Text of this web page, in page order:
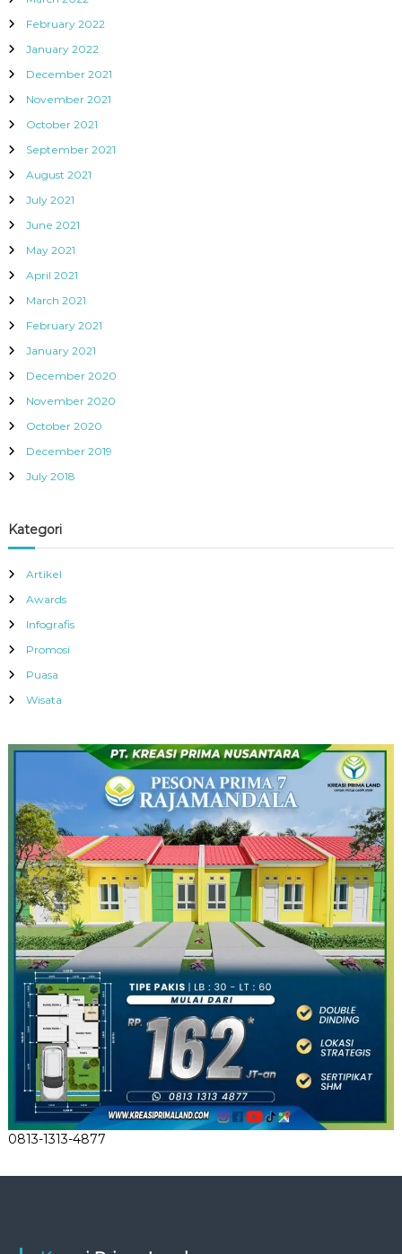
February 2022
January 2022
December 2021
November 2021
October 2021
September 2021
August 2021
July 2021
June 2021
May 2021
April 2021
March 2021
February 2021
January 2021
December 2020
November 2020
October 2020
December 2019
July 2018
Kategori
Artikel
Awards
Infografis
Promosi
Puasa
Wisata
0813-1313-4877